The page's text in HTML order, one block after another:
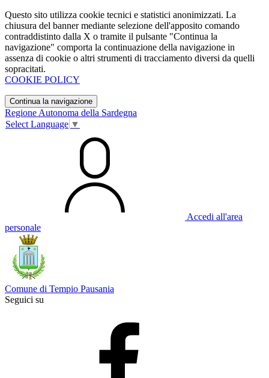
Questo sito utilizza cookie tecnici e statistici anonimizzati. La
chiusura del banner mediante selezione dell'apposito comando
contraddistinto dalla X o tramite il pulsante "Continua la
navigazione" comporta la continuazione della navigazione in
assenza di cookie o altri strumenti di tracciamento diversi da quelli
sopracitati.
COOKIE POLICY
Continua la navigazione
Regione Autonoma della Sardegna
Select Language ▼
Accedi all'area
personale
Comune di Tempio Pausania
Seguici su